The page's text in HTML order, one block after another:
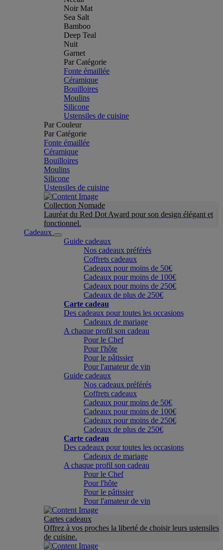
Noir Mat
Sea Salt
Bamboo
Deep Teal
Nuit
Garnet
Par Catégorie
Fonte émaillée
Céramique
Bouilloires
Moulins
Silicone
Ustensiles de cuisine
Par Couleur
Par Catégorie
Fonte émaillée
Céramique
Bouilloires
Moulins
Silicone
Ustensiles de cuisine
Collection Nomade
Lauréat du Red Dot Award pour son design élégant et
fonctionnel.
Cadeaux
Guide cadeaux
Nos cadeaux préférés
Coffrets cadeaux
Cadeaux pour moins de 50€
Cadeaux pour moins de 100€
Cadeaux pour moins de 250€
Cadeaux de plus de 250€
Carte cadeau
Des cadeaux pour toutes les occasions
Cadeaux de mariage
A chaque profil son cadeau
Pour le Chef
Pour l'hôte
Pour le pâtissier
Pour l'amateur de vin
Guide cadeaux
Nos cadeaux préférés
Coffrets cadeaux
Cadeaux pour moins de 50€
Cadeaux pour moins de 100€
Cadeaux pour moins de 250€
Cadeaux de plus de 250€
Carte cadeau
Des cadeaux pour toutes les occasions
Cadeaux de mariage
A chaque profil son cadeau
Pour le Chef
Pour l'hôte
Pour le pâtissier
Pour l'amateur de vin
Cartes cadeaux
Offrez à vos proches la liberté de choisir leurs ustensiles
de cuisine.